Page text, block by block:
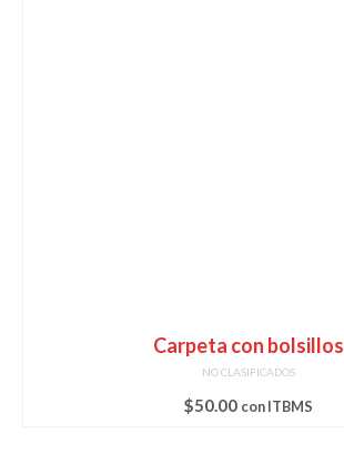
Carpeta con bolsillos
NO CLASIFICADOS
$50.00 con ITBMS